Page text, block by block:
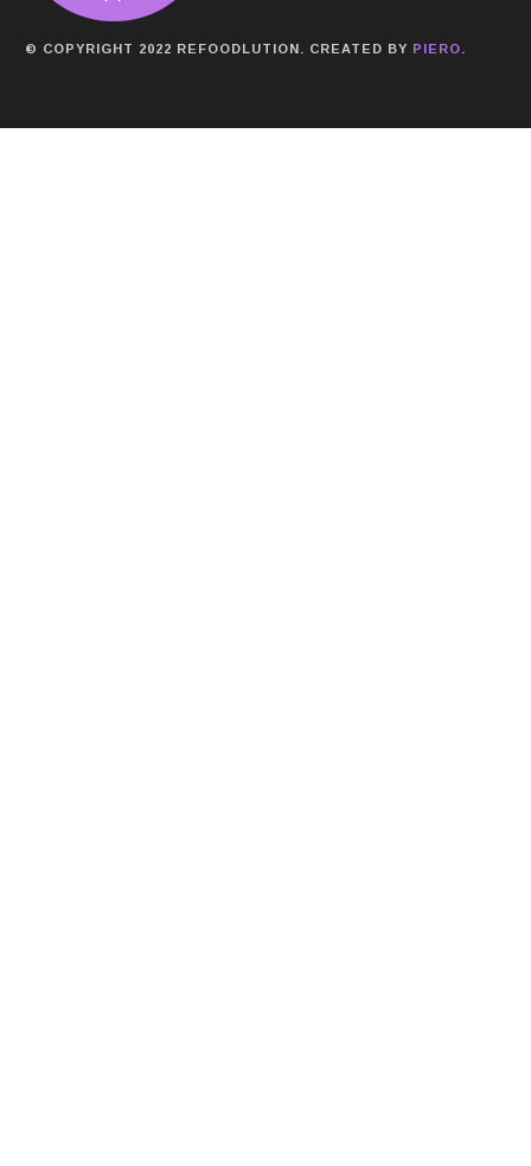
© COPYRIGHT 2022 REFOODLUTION. CREATED BY PIERO